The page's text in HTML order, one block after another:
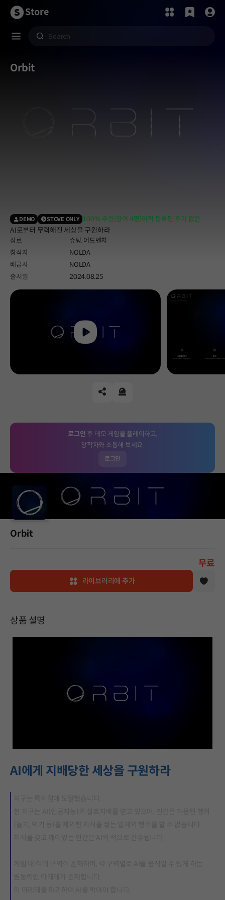
Store
Orbit
DEMO STOVE ONLY 100% 추천(참여 4명)아직 등록된 후기 없음
AI로부터 무력해진 세상을 구원하라
장르 슈팅,어드벤처
창작자
NOLDA
배급사
NOLDA
출시일
2024.08.25
Play
공유하기신고하기
로그인 후 데모 게임을 플레이하고,
창작자와 소통해 보세요.
로그인
Orbit
무료
라이브러리에 추가
상품 설명
AI에게 지배당한 세상을 구원하라